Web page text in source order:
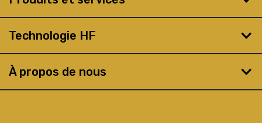
Technologie HF
À propos de nous